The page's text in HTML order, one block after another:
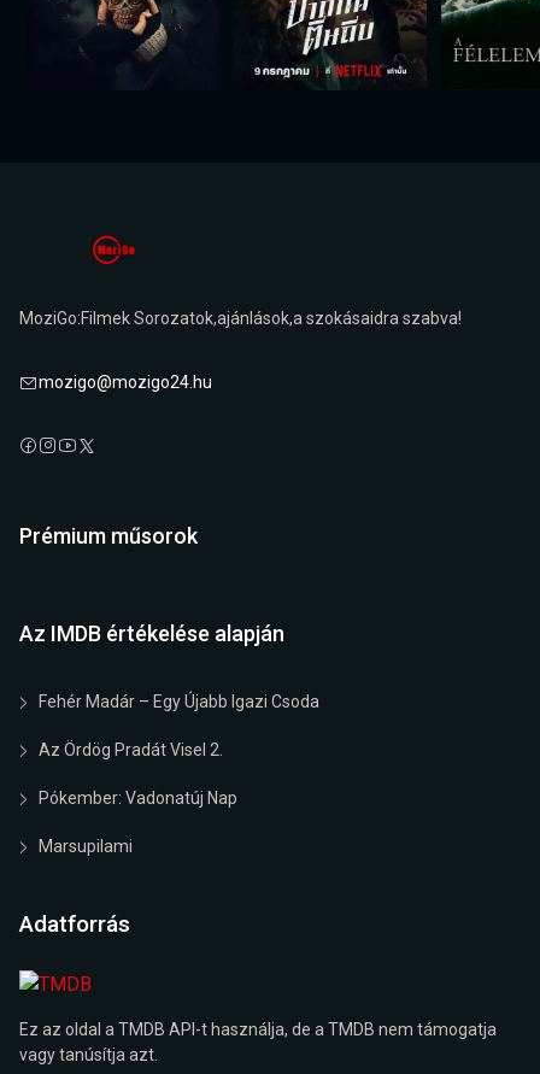
MoziGo:Filmek Sorozatok,ajánlások,a szokásaidra szabva!
mozigo@mozigo24.hu
Prémium műsorok
Az IMDB értékelése alapján
Fehér Madár – Egy Újabb Igazi Csoda
Az Ördög Pradát Visel 2.
Pókember: Vadonatúj Nap
Marsupilami
Adatforrás
Ez az oldal a TMDB API-t használja, de a TMDB nem támogatja
vagy tanúsítja azt.